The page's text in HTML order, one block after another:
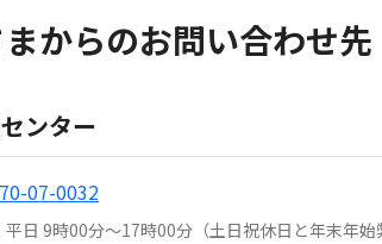
からのお問い合わせ先
ンター
07-0032
平日 9時00分～17時00分（土日祝休日と年末年始